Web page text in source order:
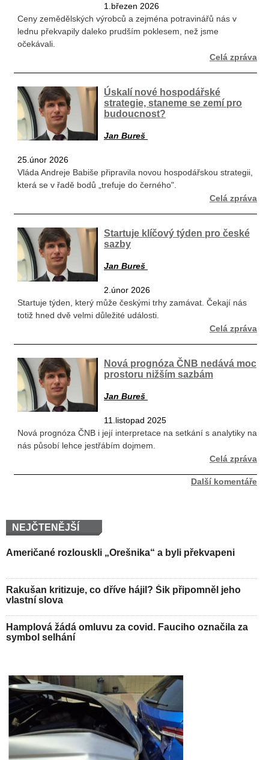
1.březen 2026
Ceny zemědělských výrobců a zejména potravinářů nás v
lednu překvapily daleko prudším poklesem, než jsme
očekávali.
Celá zpráva
Úskalí nové hospodářské
strategie, staneme se zemí pro
budoucnost?
Jan Bureš
25.únor 2026
Vláda Andreje Babiše připravila novou hospodářskou strategii,
která se v řadě bodů „trefuje do černého".
Celá zpráva
Startuje klíčový týden pro české
sazby
Jan Bureš
2.únor 2026
Startuje týden, který může českými trhy zamávat. Čekají nás
totiž hned dvě velmi důležité události.
Celá zpráva
Nová prognóza ČNB nedává moc
prostoru nižším sazbám
Jan Bureš
11.listopad 2025
Nová prognóza ČNB i její interpretace na setkání s analytiky na
nás působí lehce jestřábím dojmem.
Celá zpráva
Další komentáře
NEJČTENĚJŠÍ
Američané rozlouskli „Orešnika“ a byli překvapeni
Rakušan kritizuje, co dříve hájil? Šik připomněl jeho
vlastní slova
Hamplová žádá omluvu za covid. Fauciho označila za
symbol selhání